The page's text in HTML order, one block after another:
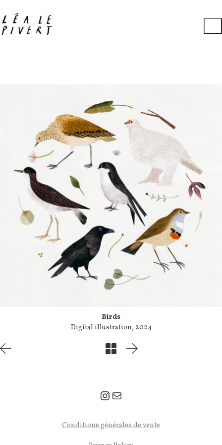
Birds
Digital illustration, 2024
Instagram
Mail
© 2026 Léa Le Pivert — Tous droits réservés.
Conditions générales de vente